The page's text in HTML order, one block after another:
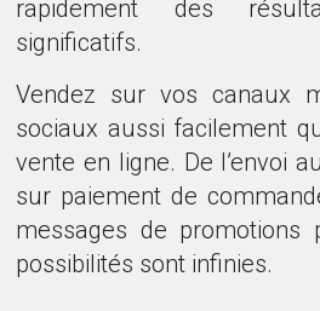
rapidement des
significatifs.
Vendez sur vos canaux
sociaux aussi facilement
vente en ligne. De l’envoi
sur paiement de
messages de promotions
possibilités sont infinies.